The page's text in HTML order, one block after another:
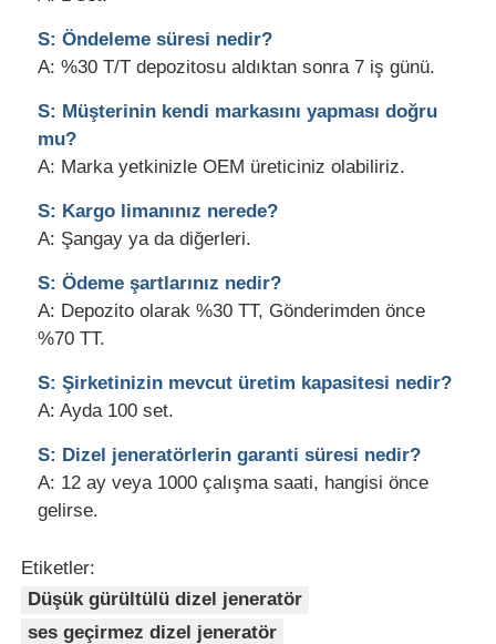
S: Öndeleme süresi nedir?
A: %30 T/T depozitosu aldıktan sonra 7 iş günü.
S: Müşterinin kendi markasını yapması doğru
mu?
A: Marka yetkinizle OEM üreticiniz olabiliriz.
S: Kargo limanınız nerede?
A: Şangay ya da diğerleri.
S: Ödeme şartlarınız nedir?
A: Depozito olarak %30 TT, Gönderimden önce
%70 TT.
S: Şirketinizin mevcut üretim kapasitesi nedir?
A: Ayda 100 set.
S: Dizel jeneratörlerin garanti süresi nedir?
A: 12 ay veya 1000 çalışma saati, hangisi önce
gelirse.
Etiketler:
Düşük gürültülü dizel jeneratör
ses geçirmez dizel jeneratör